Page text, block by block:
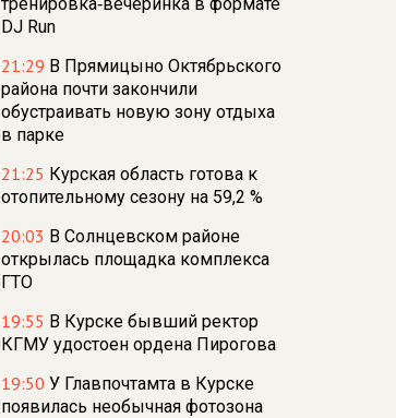
DJ Run
21:29 В Прямицыно Октябрьского
района почти закончили
обустраивать новую зону отдыха
в парке
21:25 Курская область готова к
отопительному сезону на 59,2 %
20:03 В Солнцевском районе
открылась площадка комплекса
ГТО
19:55 В Курске бывший ректор
КГМУ удостоен ордена Пирогова
19:50 У Главпочтамта в Курске
появилась необычная фотозона